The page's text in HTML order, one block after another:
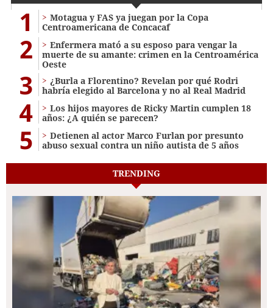
1
Motagua y FAS ya juegan por la Copa
Centroamericana de Concacaf
2
Enfermera mató a su esposo para vengar la
muerte de su amante: crimen en la Centroamérica
Oeste
3
¿Burla a Florentino? Revelan por qué Rodri
habría elegido al Barcelona y no al Real Madrid
4
Los hijos mayores de Ricky Martin cumplen 18
años: ¿A quién se parecen?
5
Detienen al actor Marco Furlan por presunto
abuso sexual contra un niño autista de 5 años
TRENDING